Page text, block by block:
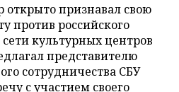
открыто признавал свою
против российского
культурных центров
представителю
сотрудничества СБУ
с участием своего